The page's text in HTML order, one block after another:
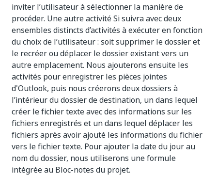
inviter l’utilisateur à sélectionner la manière de
procéder. Une autre activité Si suivra avec deux
ensembles distincts d’activités à exécuter en fonction
du choix de l’utilisateur : soit supprimer le dossier et
le recréer ou déplacer le dossier existant vers un
autre emplacement. Nous ajouterons ensuite les
activités pour enregistrer les pièces jointes
d'Outlook, puis nous créerons deux dossiers à
l’intérieur du dossier de destination, un dans lequel
créer le fichier texte avec des informations sur les
fichiers enregistrés et un dans lequel déplacer les
fichiers après avoir ajouté les informations du fichier
vers le fichier texte. Pour ajouter la date du jour au
nom du dossier, nous utiliserons une formule
intégrée au Bloc-notes du projet.